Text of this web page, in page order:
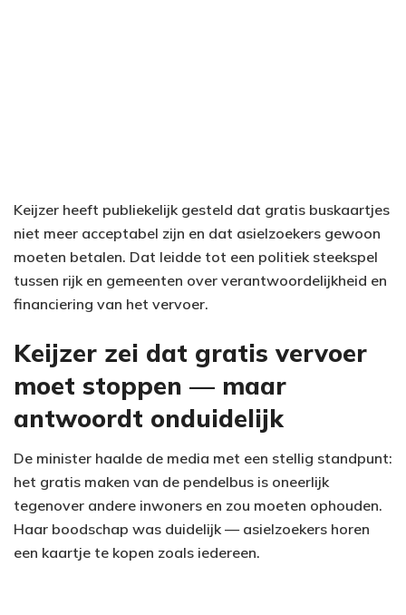
Keijzer heeft publiekelijk gesteld dat gratis buskaartjes
niet meer acceptabel zijn en dat asielzoekers gewoon
moeten betalen. Dat leidde tot een politiek steekspel
tussen rijk en gemeenten over verantwoordelijkheid en
financiering van het vervoer.
Keijzer zei dat gratis vervoer
moet stoppen — maar
antwoordt onduidelijk
De minister haalde de media met een stellig standpunt:
het gratis maken van de pendelbus is oneerlijk
tegenover andere inwoners en zou moeten ophouden.
Haar boodschap was duidelijk — asielzoekers horen
een kaartje te kopen zoals iedereen.